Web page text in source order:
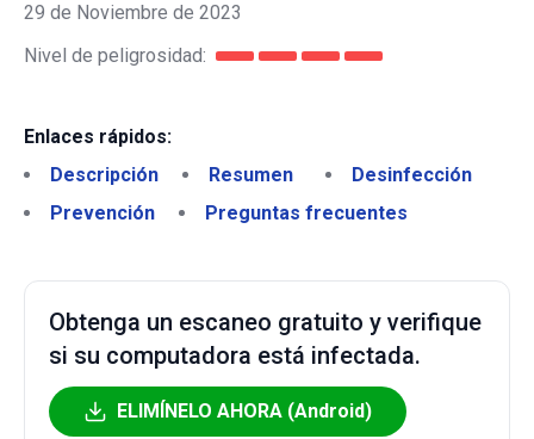
29 de Noviembre de 2023
Nivel de peligrosidad:
Enlaces rápidos:
Descripción
Resumen
Desinfección
Prevención
Preguntas frecuentes
Obtenga un escaneo gratuito y verifique
si su computadora está infectada.
ELIMÍNELO AHORA (Android)